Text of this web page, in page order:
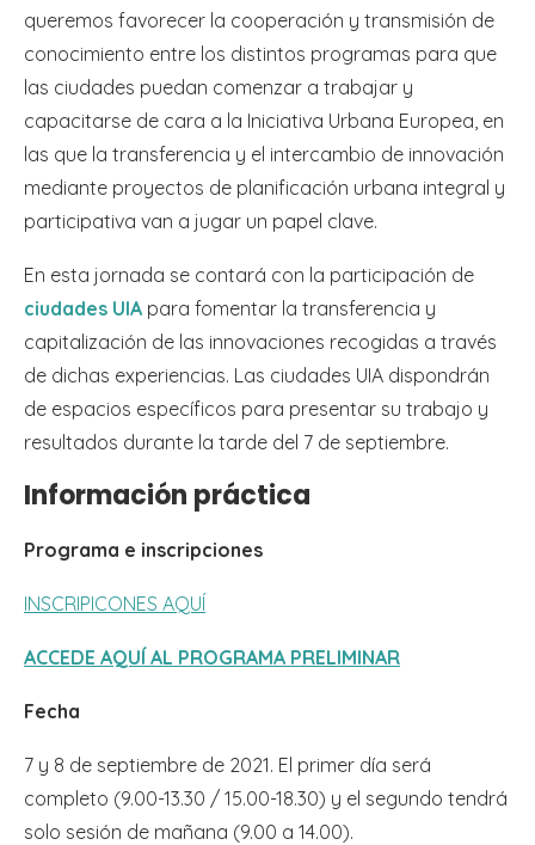
queremos favorecer la cooperación y transmisión de
conocimiento entre los distintos programas para que
las ciudades puedan comenzar a trabajar y
capacitarse de cara a la Iniciativa Urbana Europea, en
las que la transferencia y el intercambio de innovación
mediante proyectos de planificación urbana integral y
participativa van a jugar un papel clave.
En esta jornada se contará con la participación de
ciudades UIA para fomentar la transferencia y
capitalización de las innovaciones recogidas a través
de dichas experiencias. Las ciudades UIA dispondrán
de espacios específicos para presentar su trabajo y
resultados durante la tarde del 7 de septiembre.
Información práctica
Programa e inscripciones
INSCRIPICONES AQUÍ
ACCEDE AQUÍ AL PROGRAMA PRELIMINAR
Fecha
7 y 8 de septiembre de 2021. El primer día será
completo (9.00-13.30 / 15.00-18.30) y el segundo tendrá
solo sesión de mañana (9.00 a 14.00).